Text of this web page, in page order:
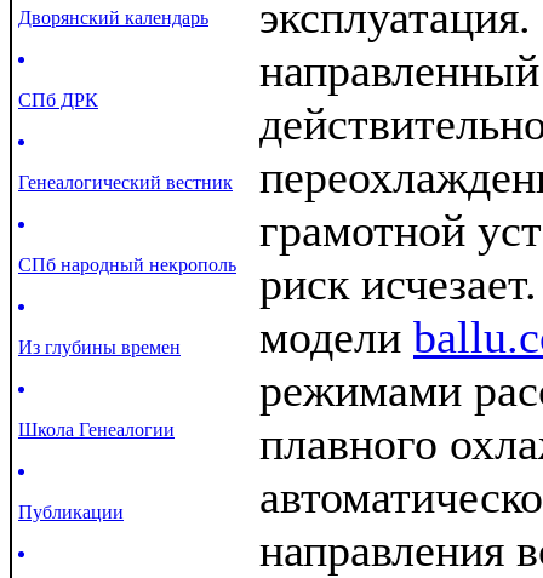
Дворянский календарь
СПб ДРК
Генеалогический вестник
СПб народный некрополь
Из глубины времен
Школа Генеалогии
Публикации
грамотной
риск
модели
режимами
плавного
направления